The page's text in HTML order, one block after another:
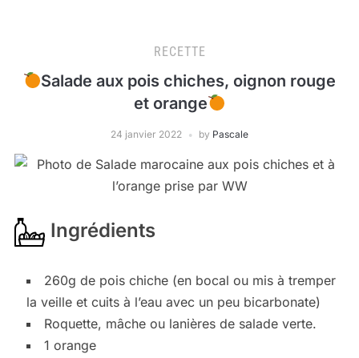
RECETTE
Salade aux pois chiches, oignon rouge
et orange
24 janvier 2022 by Pascale
Ingrédients
260g de pois chiche (en bocal ou mis à tremper
la veille et cuits à l’eau avec un peu bicarbonate)
Roquette, mâche ou lanières de salade verte.
1 orange